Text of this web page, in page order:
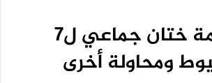
احباط جريمة ختان جماعي ل7
ومحاولة أخرى